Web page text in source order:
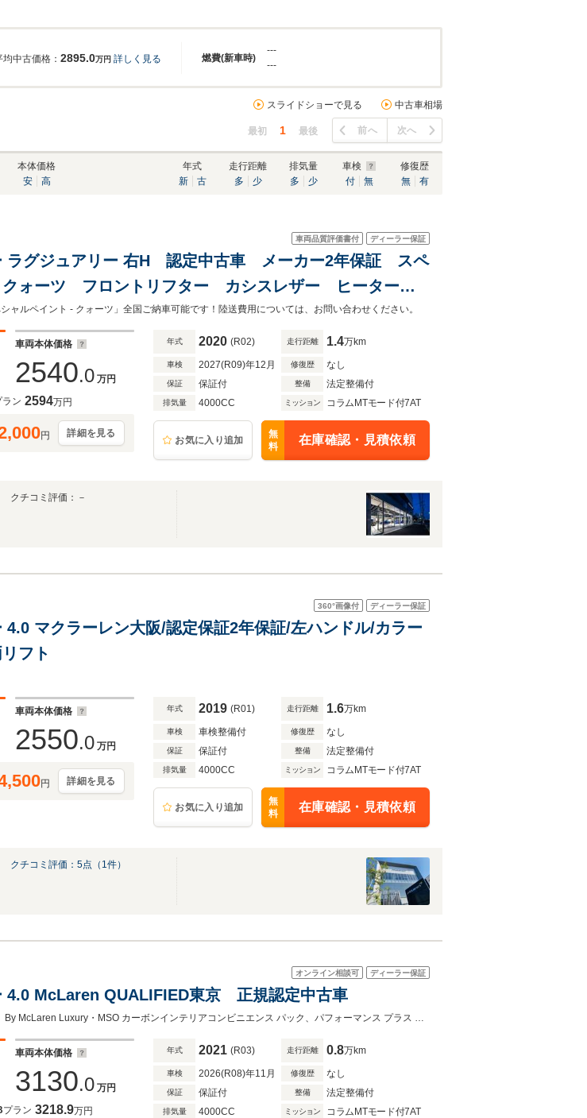
燃費(新車時)
均中古価格： 2895.0万円 詳しく見る
---
---
スライドショーで見る 中古車相場
最初 1 最後 前へ 次へ
本体価格
安
高
年式
新
古
走行距離
多
少
排気量
多
少
車検
付
無
修復歴
無
有
車両品質評価書付 ディーラー保証
ラグジュアリー 右H 認定中古車 メーカー2年保証 スペ
クォーツ フロントリフター カシスレザー ヒーターメ
ラチナホイール仕上 ブラックキャリパー ビジブルボデ
カーボン
ャルペイント - クォーツ」全国ご納車可能です！陸送費用については、お問い合わせください。
車両本体価格
2540.0 万円
ラン 2594万円
円 詳細を見る
年式 2020 (R02) 走行距離 1.4万km
車検 2027(R09)年12月 修復歴 なし
保証 保証付 整備 法定整備付
排気量 4000CC ミッション コラムMTモード付7AT
お気に入り追加
無
料
在庫確認・見積依頼
クチコミ評価：－
360°画像付 ディーラー保証
4.0 マクラーレン大阪/認定保証2年保証/左ハンドル/カラー
フト
車両本体価格
2550.0 万円
円 詳細を見る
年式 2019 (R01) 走行距離 1.6万km
車検 車検整備付 修復歴 なし
保証 保証付 整備 法定整備付
排気量 4000CC ミッション コラムMTモード付7AT
お気に入り追加
無
料
在庫確認・見積依頼
クチコミ評価： 5点（ 1件）
オンライン相談可 ディーラー保証
4.0 McLaren QUALIFIED東京 正規認定中古車
CFアップグレードPack 3、By McLaren Luxury・MSO カーボンインテリアコンビニエンス パック、パフォーマンス プラス パック
車両本体価格
3130.0 万円
プラン 3218.9万円
年式 2021 (R03) 走行距離 0.8万km
車検 2026(R08)年11月 修復歴 なし
保証 保証付 整備 法定整備付
排気量 4000CC ミッション コラムMTモード付7AT